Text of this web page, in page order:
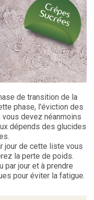
de transition de la
phase, l'éviction des
devez néanmoins
dépends des glucides
jour de cette liste vous
la perte de poids.
par jour et à prendre
pour éviter la fatigue.